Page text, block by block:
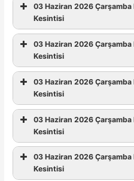
03 Haziran 2026
Kesintisi
03 Haziran 2026
Kesintisi
03 Haziran 2026
Kesintisi
03 Haziran 2026
Kesintisi
03 Haziran 2026
Kesintisi